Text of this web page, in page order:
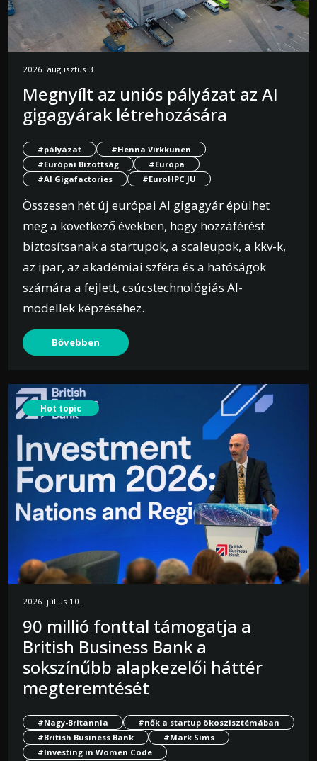
2026. augusztus 3.
Megnyílt az uniós pályázat az AI
gigagyárak létrehozására
#pályázat
#Henna Virkkunen
#Európai Bizottság
#Európa
#AI Gigafactories
#EuroHPC JU
Összesen hét új európai AI gigagyár épülhet
meg a következő években, hogy hozzáférést
biztosítsanak a startupok, a scaleupok, a kkv-k,
az ipar, az akadémiai szféra és a hatóságok
számára a fejlett, csúcstechnológiás AI-
modellek képzéséhez.
Bővebben
Hot topic
2026. július 10.
90 millió fonttal támogatja a
British Business Bank a
sokszínűbb alapkezelői háttér
megteremtését
#Nagy-Britannia
#nők a startup ökoszisztémában
#British Business Bank
#Mark Sims
#Investing in Women Code